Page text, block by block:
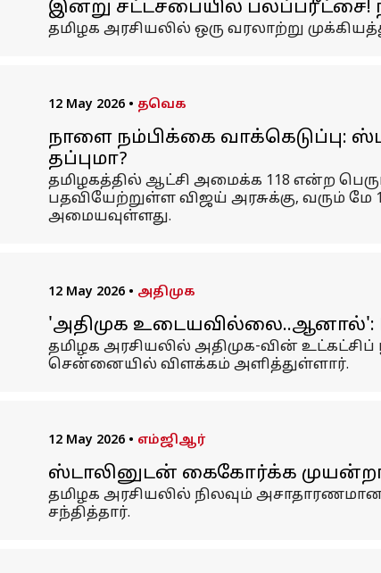
இன்று சட்டசபையில் பலப்பரீட்சை!
தமிழக அரசியலில் ஒரு வரலாற்று
12 May 2026 • தவெக
நாளை நம்பிக்கை வாக்கெடுப்பு:
தப்புமா?
தமிழகத்தில் ஆட்சி அமைக்க 118 என்ற
பதவியேற்றுள்ள விஜய் அரசுக்கு, வரும் மே
அமையவுள்ளது.
12 May 2026 • அதிமுக
'அதிமுக உடையவில்லை..ஆனால்':
தமிழக அரசியலில் அதிமுக-வின்
சென்னையில் விளக்கம் அளித்துள்ளார்.
12 May 2026 • எம்ஜிஆர்
ஸ்டாலினுடன் கைகோர்க்க
தமிழக அரசியலில் நிலவும்
சந்தித்தார்.